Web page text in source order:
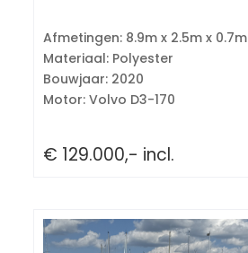
Afmetingen: 8.9m x 2.5m x 0.7m
Materiaal: Polyester
Bouwjaar: 2020
Motor: Volvo D3-170
€ 129.000,- incl.